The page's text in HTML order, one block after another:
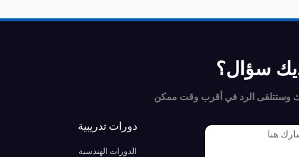
سؤال؟
وستتلقى الرد في أقرب وقت ممكن
دورات تدريبية
الدورات الهندسية